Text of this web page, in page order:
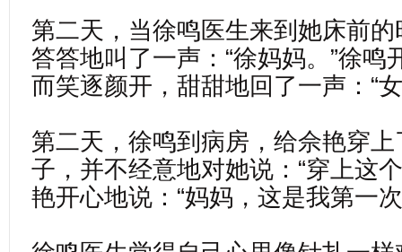
第二天，当徐鸣医生来到她床前
答答地叫了一声：“徐妈妈。”徐鸣
而笑逐颜开，甜甜地回了一声：“
第二天，徐鸣到病房，给佘艳穿
子，并不经意地对她说：“穿上这
艳开心地说：“妈妈，这是我第一